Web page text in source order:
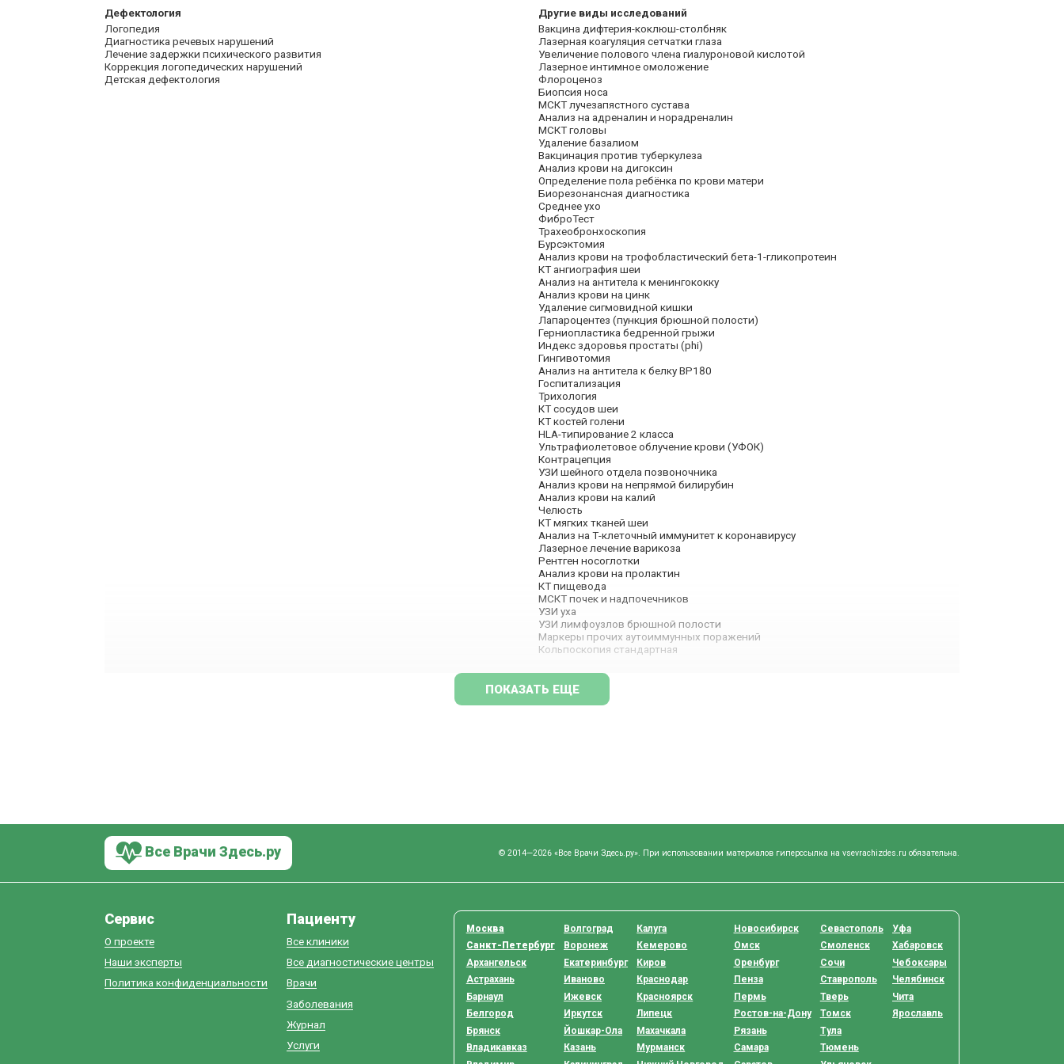
Дефектология
Логопедия
Диагностика речевых нарушений
Лечение задержки психического развития
Коррекция логопедических нарушений
Детская дефектология
Другие виды исследований
Вакцина дифтерия-коклюш-столбняк
Лазерная коагуляция сетчатки глаза
Увеличение полового члена гиалуроновой кислотой
Лазерное интимное омоложение
Флороценоз
Биопсия носа
МСКТ лучезапястного сустава
Анализ на адреналин и норадреналин
МСКТ головы
Удаление базалиом
Вакцинация против туберкулеза
Анализ крови на дигоксин
Определение пола ребёнка по крови матери
Биорезонансная диагностика
Среднее ухо
ФиброТест
Трахеобронхоскопия
Бурсэктомия
Анализ крови на трофобластический бета-1-гликопротеин
КТ ангиография шеи
Анализ на антитела к менингококку
Анализ крови на цинк
Удаление сигмовидной кишки
Лапароцентез (пункция брюшной полости)
Герниопластика бедренной грыжи
Индекс здоровья простаты (phi)
Гингивотомия
Анализ на антитела к белку BP180
Госпитализация
Трихология
КТ сосудов шеи
КТ костей голени
HLA-типирование 2 класса
Ультрафиолетовое облучение крови (УФОК)
Контрацепция
УЗИ шейного отдела позвоночника
Анализ крови на непрямой билирубин
Анализ крови на калий
Челюсть
КТ мягких тканей шеи
Анализ на Т-клеточный иммунитет к коронавирусу
Лазерное лечение варикоза
Рентген носоглотки
Анализ крови на пролактин
КТ пищевода
МСКТ почек и надпочечников
УЗИ уха
УЗИ лимфоузлов брюшной полости
Маркеры прочих аутоиммунных поражений
Кольпоскопия стандартная
ПОКАЗАТЬ ЕЩЕ
Все Врачи Здесь.ру © 2014—2026 «Все Врачи Здесь.ру». При использовании материалов гиперссылка на vsevrachizdes.ru обязательна.
Сервис
О проекте
Наши эксперты
Политика конфиденциальности
Пациенту
Все клиники
Все диагностические центры
Врачи
Заболевания
Журнал
Услуги
Москва
Санкт-Петербург
Архангельск
Астрахань
Барнаул
Белгород
Брянск
Владикавказ
Волгоград
Воронеж
Екатеринбург
Иваново
Ижевск
Иркутск
Йошкар-Ола
Казань
Калуга
Кемерово
Киров
Краснодар
Красноярск
Липецк
Махачкала
Мурманск
Новосибирск
Омск
Оренбург
Пенза
Пермь
Ростов-на-Дону
Рязань
Самара
Севастополь
Смоленск
Сочи
Ставрополь
Тверь
Томск
Тула
Тюмень
Уфа
Хабаровск
Чебоксары
Челябинск
Чита
Ярославль